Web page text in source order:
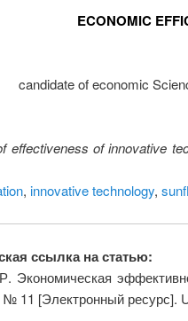
ECONOMIC
candidate of economic
effectiveness of innovative
, innovative technology,
ссылка на статью:
Экономическая
№ 11 [Электронный ресурс].